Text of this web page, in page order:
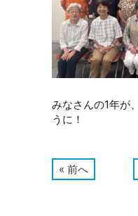
みなさんの1年が
うに！
« 前へ